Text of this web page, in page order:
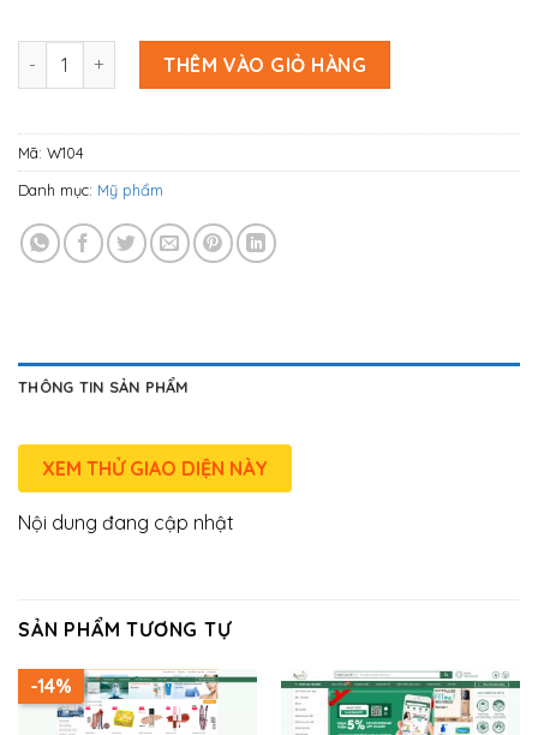
Mẫu website bán mỹ phẩm chăm sóc da số lượng
THÊM VÀO GIỎ HÀNG
Mã: W104
Danh mục: Mỹ phẩm
THÔNG TIN SẢN PHẨM
XEM THỬ GIAO DIỆN NÀY
Nội dung đang cập nhật
SẢN PHẨM TƯƠNG TỰ
-14%